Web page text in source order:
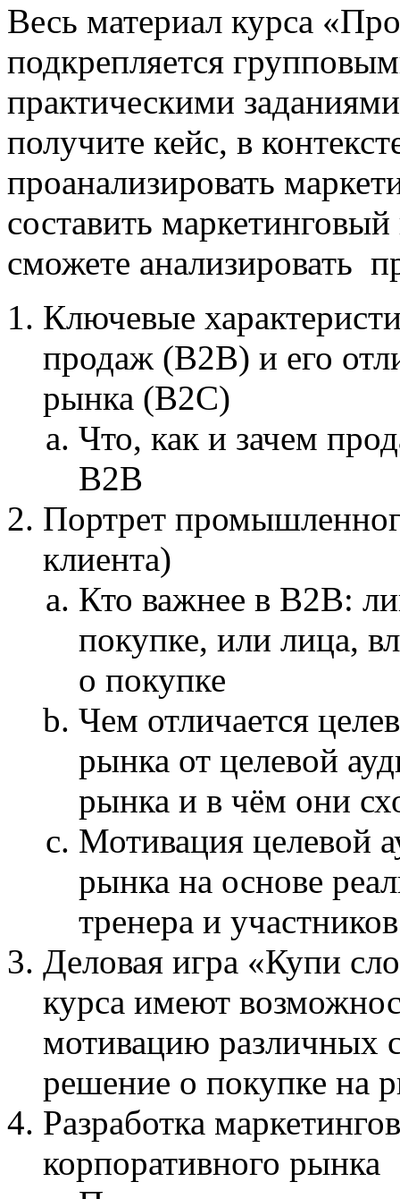
Весь материал курса
подкрепляется
практическими
получите кейс, в
проанализировать
составить
сможете анализировать
Ключевые
продаж (B2B) и его
рынка (B2C)
Что, как и зачем
B2B
Портрет
клиента)
Кто важнее в B2B:
покупке, или лица,
о покупке
Чем отличается
рынка от целевой
рынка и в чём они
Мотивация целевой
рынка на основе
тренера и
Деловая игра «Купи
курса имеют
мотивацию различных
решение о покупке на
Разработка
корпоративного рынка